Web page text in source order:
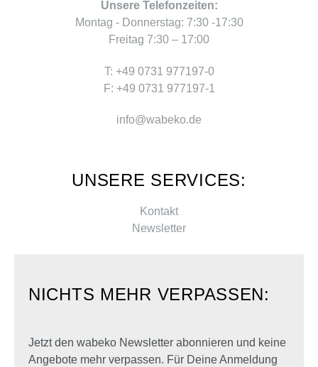
Unsere Telefonzeiten:
Montag - Donnerstag: 7:30 -17:30
Freitag 7:30 – 17:00
T: +49 0731 977197-0
F: +49 0731 977197-1
info@wabeko.de
UNSERE SERVICES:
Kontakt
Newsletter
NICHTS MEHR VERPASSEN:
Jetzt den wabeko Newsletter abonnieren und keine
Angebote mehr verpassen. Für Deine Anmeldung